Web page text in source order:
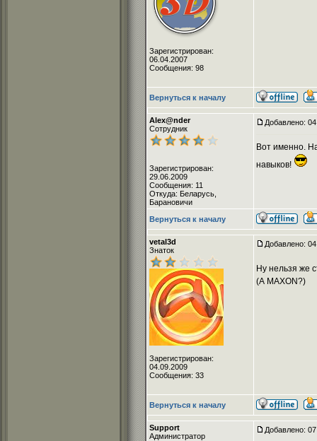
Зарегистрирован:
06.04.2007
Сообщения: 98
Вернуться к началу
Alex@nder
Сотрудник
Зарегистрирован:
29.06.2009
Сообщения: 11
Откуда: Беларусь,
Барановичи
Добавлено:
Вот именно.
навыков!
Вернуться к началу
vetal3d
Знаток
Зарегистрирован:
04.09.2009
Сообщения: 33
Добавлено:
Ну нельзя же
(А MAXON?)
Вернуться к началу
Support
Администратор
Добавлено: